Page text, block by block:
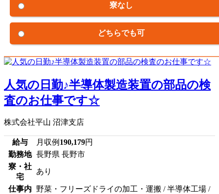
寮なし
どちらでも可
人気の日勤♪半導体製造装置の部品の検
査のお仕事です☆
株式会社平山 沼津支店
給与 月収例 190,179円
勤務地 長野県 長野市
寮・社
宅
あり
仕事内 野菜・フリーズドライの加工・運搬 / 半導体工場 /